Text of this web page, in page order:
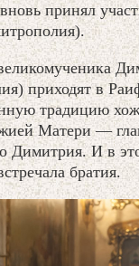
принял
приходят в
традицию
Матери —
Димитрия. И в
братия.